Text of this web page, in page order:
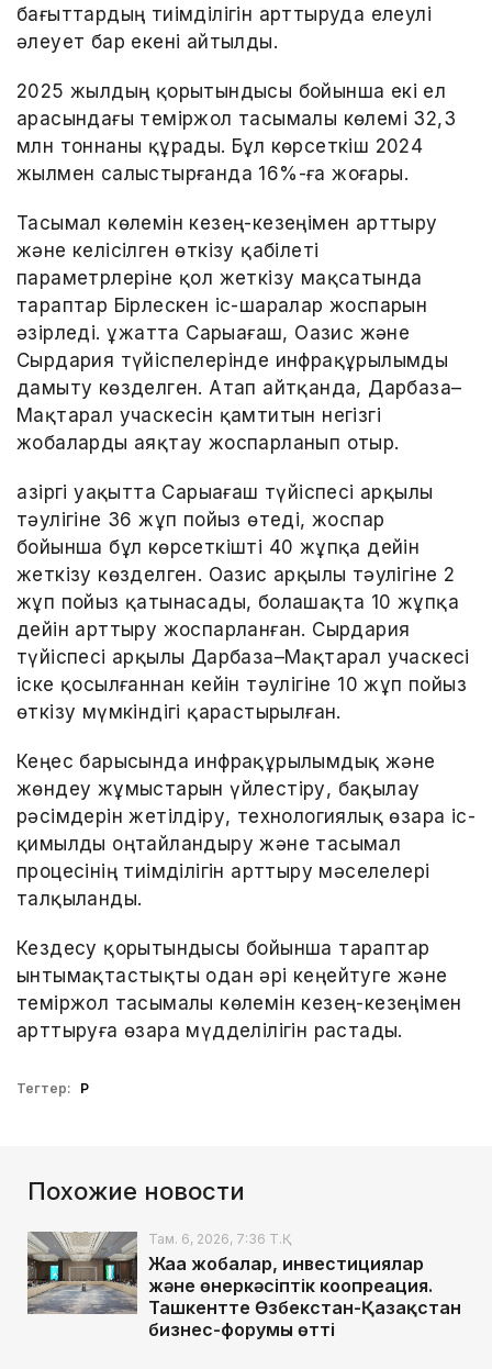
бағыттардың тиімділігін арттыруда елеулі
әлеует бар екені айтылды.
2025 жылдың қорытындысы бойынша екі ел
арасындағы теміржол тасымалы көлемі 32,3
млн тоннаны құрады. Бұл көрсеткіш 2024
жылмен салыстырғанда 16%-ға жоғары.
Тасымал көлемін кезең-кезеңімен арттыру
және келісілген өткізу қабілеті
параметрлеріне қол жеткізу мақсатында
тараптар Бірлескен іс-шаралар жоспарын
әзірледі. Құжатта Сарыағаш, Оазис және
Сырдария түйіспелерінде инфрақұрылымды
дамыту көзделген. Атап айтқанда, Дарбаза–
Мақтарал учаскесін қамтитын негізгі
жобаларды аяқтау жоспарланып отыр.
Қазіргі уақытта Сарыағаш түйіспесі арқылы
тәулігіне 36 жұп пойыз өтеді, жоспар
бойынша бұл көрсеткішті 40 жұпқа дейін
жеткізу көзделген. Оазис арқылы тәулігіне 2
жұп пойыз қатынасады, болашақта 10 жұпқа
дейін арттыру жоспарланған. Сырдария
түйіспесі арқылы Дарбаза–Мақтарал учаскесі
іске қосылғаннан кейін тәулігіне 10 жұп пойыз
өткізу мүмкіндігі қарастырылған.
Кеңес барысында инфрақұрылымдық және
жөндеу жұмыстарын үйлестіру, бақылау
рәсімдерін жетілдіру, технологиялық өзара іс-
қимылды оңтайландыру және тасымал
процесінің тиімділігін арттыру мәселелері
талқыланды.
Кездесу қорытындысы бойынша тараптар
ынтымақтастықты одан әрі кеңейтуге және
теміржол тасымалы көлемін кезең-кезеңімен
арттыруға өзара мүдделілігін растады.
Тегтер: ҚР
Похожие новости
Там. 6, 2026, 7:36 Т.Қ.
Жаңа жобалар, инвестициялар
және өнеркәсіптік коопреация.
Ташкентте Өзбекстан-Қазақстан
бизнес-форумы өтті